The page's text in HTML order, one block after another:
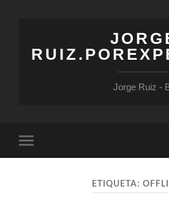
Jorge Ruiz -
el
ETIQUETA: